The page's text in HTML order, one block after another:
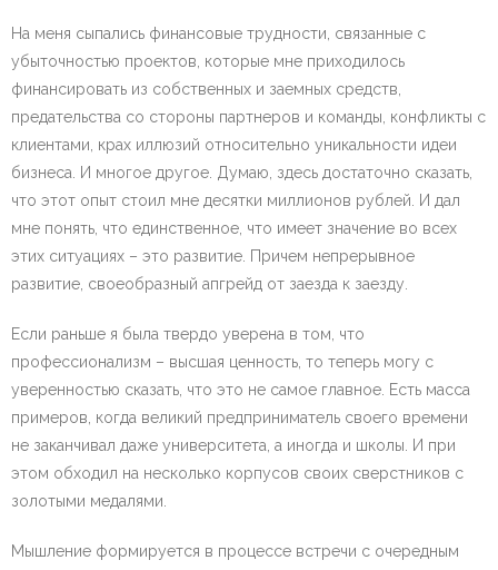
На меня сыпались финансовые трудности, связанные с
убыточностью проектов, которые мне приходилось
финансировать из собственных и заемных средств,
предательства со стороны партнеров и команды, конфликты с
клиентами, крах иллюзий относительно уникальности идеи
бизнеса. И многое другое. Думаю, здесь достаточно сказать,
что этот опыт стоил мне десятки миллионов рублей. И дал
мне понять, что единственное, что имеет значение во всех
этих ситуациях – это развитие. Причем непрерывное
развитие, своеобразный апгрейд от заезда к заезду.
Если раньше я была твердо уверена в том, что
профессионализм – высшая ценность, то теперь могу с
уверенностью сказать, что это не самое главное. Есть масса
примеров, когда великий предприниматель своего времени
не заканчивал даже университета, а иногда и школы. И при
этом обходил на несколько корпусов своих сверстников с
золотыми медалями.
Мышление формируется в процессе встречи с очередным